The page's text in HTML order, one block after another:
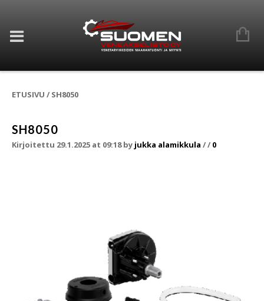
ETUSIVU / SH8050
SH8050
Kirjoitettu 29.1.2025 at 09:18by jukka alamikkula // 0